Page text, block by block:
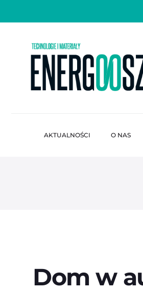
AKTUALNOŚCI O NAS
Dom w